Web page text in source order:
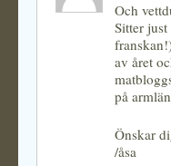
Och
Sitter
av året
på
Önskar
/åsa